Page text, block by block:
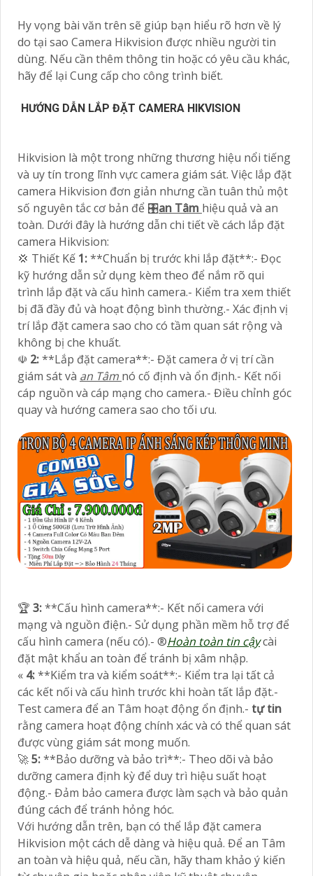
Hy vọng bài văn trên sẽ giúp bạn hiểu rõ hơn về lý
do tại sao Camera Hikvision được nhiều người tin
dùng. Nếu cần thêm thông tin hoặc có yêu cầu khác,
hãy để lại Cung cấp cho công trình biết.
HƯỚNG DẪN LẮP ĐẶT CAMERA HIKVISION
Hikvision là một trong những thương hiệu nổi tiếng
và uy tín trong lĩnh vực camera giám sát. Việc lắp đặt
camera Hikvision đơn giản nhưng cần tuân thủ một
số nguyên tắc cơ bản để 🎛an Tâm hiệu quả và an
toàn. Dưới đây là hướng dẫn chi tiết về cách lắp đặt
camera Hikvision:
💢 Thiết Kế 1:**Chuẩn bị trước khi lắp đặt**:- Đọc
kỹ hướng dẫn sử dụng kèm theo để nắm rõ qui
trình lắp đặt và cấu hình camera.- Kiểm tra xem thiết
bị đã đầy đủ và hoạt động bình thường.- Xác định vị
trí lắp đặt camera sao cho có tầm quan sát rộng và
không bị che khuất.
☫ 2:**Lắp đặt camera**:- Đặt camera ở vị trí cần
giám sát và an Tâm nó cố định và ổn định.- Kết nối
cáp nguồn và cáp mạng cho camera.- Điều chỉnh góc
quay và hướng camera sao cho tối ưu.
️🏆 3:**Cấu hình camera**:- Kết nối camera với
mạng và nguồn điện.- Sử dụng phần mềm hỗ trợ để
cấu hình camera (nếu có).- ®️Hoàn toàn tin cậycài
đặt mật khẩu an toàn để tránh bị xâm nhập.
« 4:**Kiểm tra và kiểm soát**:- Kiểm tra lại tất cả
các kết nối và cấu hình trước khi hoàn tất lắp đặt.-
Test camera để an Tâm hoạt động ổn định.- tự tin
rằng camera hoạt động chính xác và có thể quan sát
được vùng giám sát mong muốn.
🚀5:**Bảo dưỡng và bảo trì**:- Theo dõi và bảo
dưỡng camera định kỳ để duy trì hiệu suất hoạt
động.- Đảm bảo camera được làm sạch và bảo quản
đúng cách để tránh hỏng hóc.
Với hướng dẫn trên, bạn có thể lắp đặt camera
Hikvision một cách dễ dàng và hiệu quả. Để an Tâm
an toàn và hiệu quả, nếu cần, hãy tham khảo ý kiến